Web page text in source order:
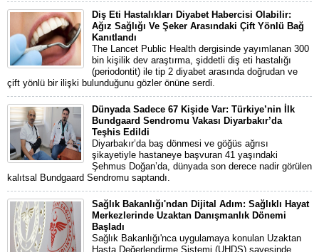
Diş Eti Hastalıkları Diyabet Habercisi Olabilir:
Ağız Sağlığı Ve Şeker Arasındaki Çift Yönlü Bağ
Kanıtlandı
The Lancet Public Health dergisinde yayımlanan 300
bin kişilik dev araştırma, şiddetli diş eti hastalığı
(periodontit) ile tip 2 diyabet arasında doğrudan ve
çift yönlü bir ilişki bulunduğunu gözler önüne serdi.
Dünyada Sadece 67 Kişide Var: Türkiye’nin İlk
Bundgaard Sendromu Vakası Diyarbakır’da
Teşhis Edildi
Diyarbakır’da baş dönmesi ve göğüs ağrısı
şikayetiyle hastaneye başvuran 41 yaşındaki
Şehmus Doğan’da, dünyada son derece nadir görülen
kalıtsal Bundgaard Sendromu saptandı.
Sağlık Bakanlığı'ndan Dijital Adım: Sağlıklı Hayat
Merkezlerinde Uzaktan Danışmanlık Dönemi
Başladı
Sağlık Bakanlığı'nca uygulamaya konulan Uzaktan
Hasta Değerlendirme Sistemi (UHDS) sayesinde